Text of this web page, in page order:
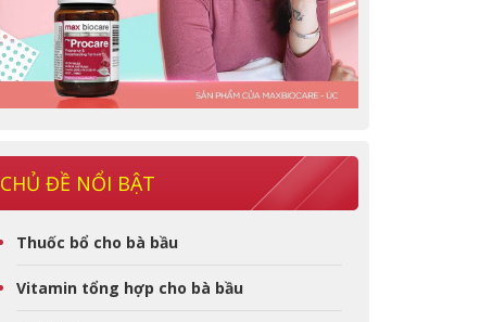
CHỦ ĐỀ NỔI BẬT
Thuốc bổ cho bà bầu
Vitamin tổng hợp cho bà bầu